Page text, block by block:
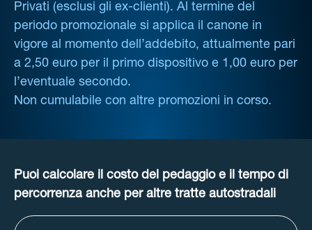
Privati (esclusi gli ex-clienti). Al termine del
periodo promozionale si applica il canone in
vigore al momento dell’addebito, attualmente pari
a 2,50 euro per il primo dispositivo e 1,00 euro per
l’eventuale secondo.
Non cumulabile con altre promozioni in corso.
Puoi calcolare il costo del pedaggio e il tempo di
percorrenza anche per altre tratte autostradali